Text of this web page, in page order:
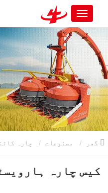
مصنوعات چارہ
کیس چارہ ہارویسٹر
کیس چارہ